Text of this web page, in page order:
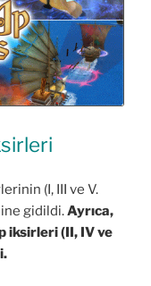
(I, III ve V.
gidildi.Ayrıca,
iksirleri (II, IV ve